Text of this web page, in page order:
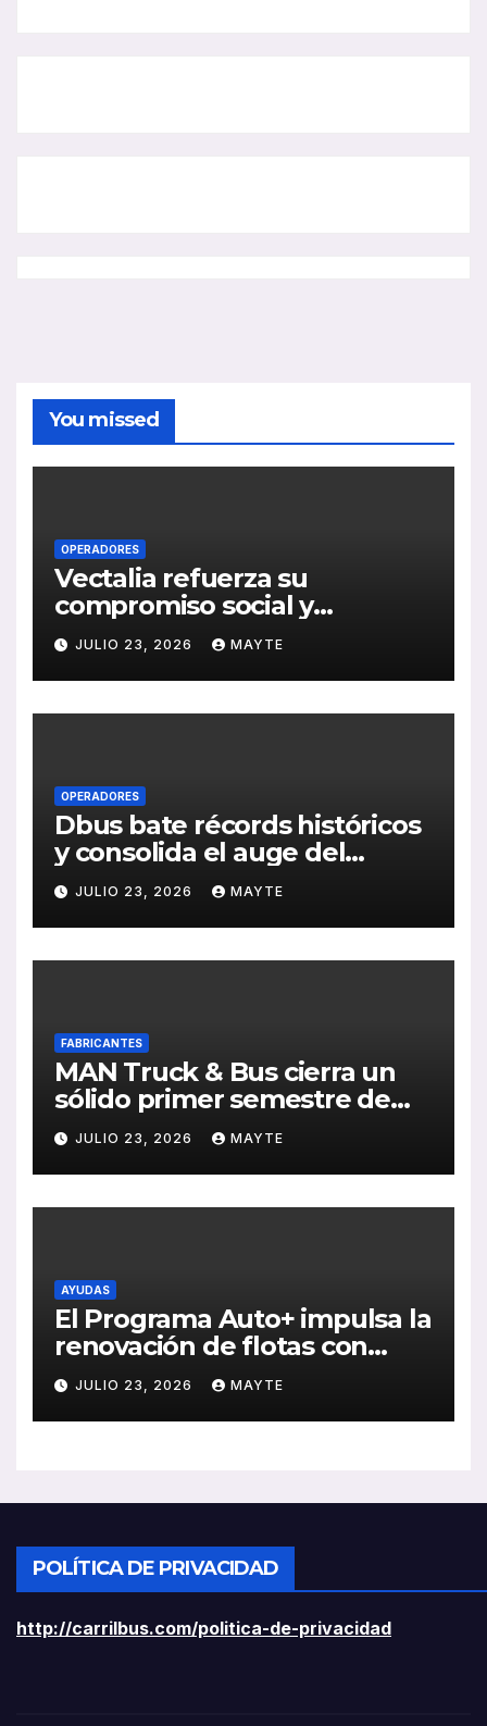
You missed
OPERADORES
Vectalia refuerza su
compromiso social y
medioambiental con la
publicación de su Memoria
de RSC 2025
JULIO 23, 2026 MAYTE
OPERADORES
Dbus bate récords históricos
y consolida el auge del
transporte público en San
Sebastián
JULIO 23, 2026 MAYTE
FABRICANTES
MAN Truck & Bus cierra un
sólido primer semestre de
2026 con crecimiento en
ventas, pedidos y
rentabilidad
JULIO 23, 2026 MAYTE
AYUDAS
El Programa Auto+ impulsa la
renovación de flotas con
ayudas a vehículos eléctricos
ligeros
JULIO 23, 2026 MAYTE
POLÍTICA DE PRIVACIDAD
http://carrilbus.com/politica-de-privacidad